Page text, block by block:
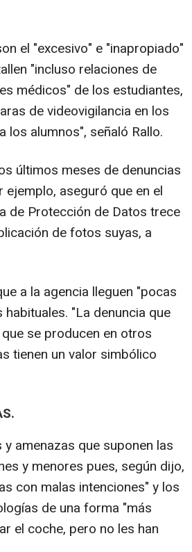
el "excesivo" e "inapropiado"
"incluso relaciones de
médicos" de los estudiantes,
de videovigilancia en los
alumnos", señaló Rallo.
últimos meses de denuncias
aseguró que en el
de Protección de Datos trece
de fotos suyas, a
a la agencia lleguen "pocas
"La denuncia que
se producen en otros
tienen un valor simbólico
amenazas que suponen las
y menores pues, según dijo,
con malas intenciones" y los
de una forma "más
el coche, pero no les han